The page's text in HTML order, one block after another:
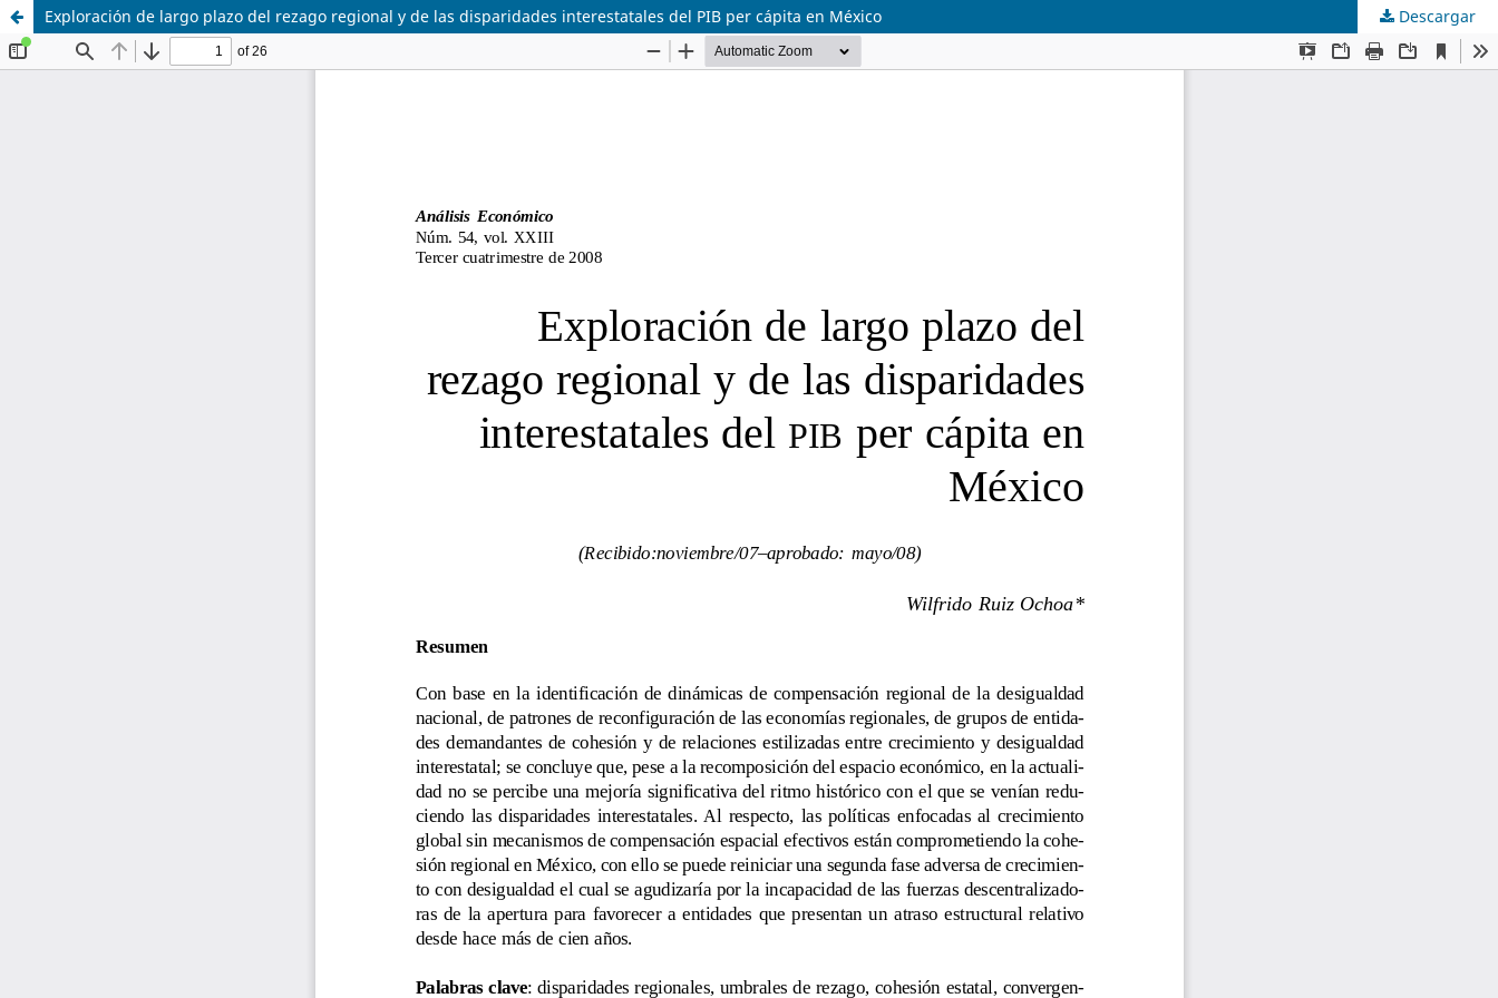
Exploración de largo plazo del rezago regional y de las disparidades interestatales del PIB per cápita en México Descargar